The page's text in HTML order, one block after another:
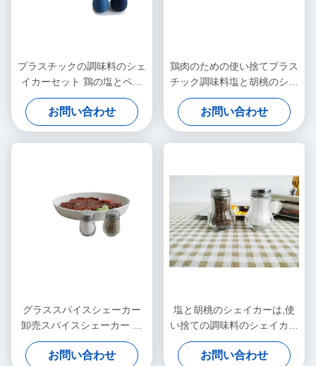
プラスチックの調味料のシェ
イカーセット 鶏の塩とペッ
パーシェイカー
お問い合わせ
鶏肉のための使い捨てプラス
チック調味料塩と胡桃のシェ
イカーセット
お問い合わせ
グラススパイスシェーカー
卸売スパイスシェーカー ミ
ニスパイスシェーカー
お問い合わせ
塩と胡桃のシェイカーは,使
い捨ての調味料のシェイカー
の一部である
お問い合わせ